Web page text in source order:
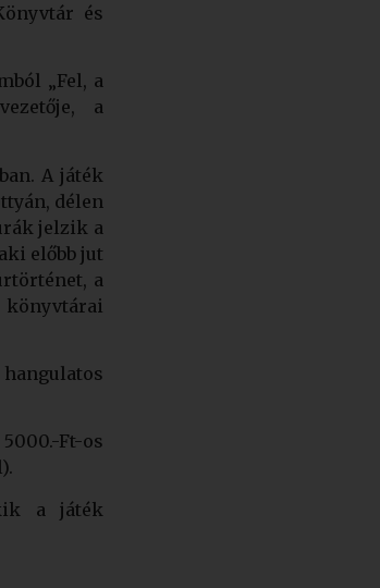
és
„Fel, a
a
A játék
délen
jelzik a
előbb jut
a
Ft-os
a játék